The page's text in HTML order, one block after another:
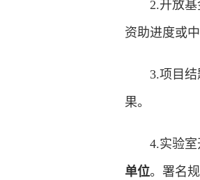
2.开放
资助进度或
3.项目
果。
4.实验
单位。署名